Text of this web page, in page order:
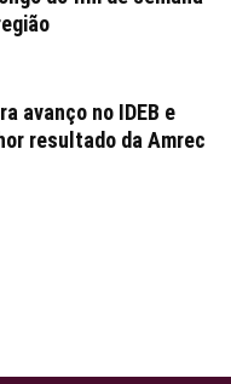
avanço no IDEB e
resultado da Amrec